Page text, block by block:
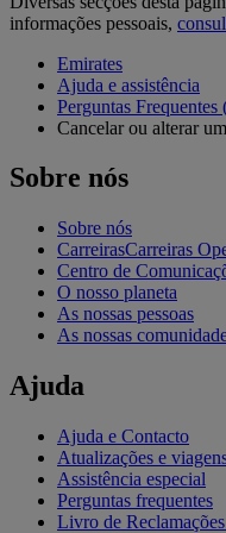
informações pessoais,
Emirates
Ajuda e assistência
Perguntas Frequentes
Cancelar ou alterar
Sobre nós
Sobre nós
CarreirasCarreiras
Centro de
O nosso planeta
As nossas pessoas
As nossas
Ajuda
Ajuda e Contacto
Atualizações e
Assistência especial
Perguntas frequentes
Livro de